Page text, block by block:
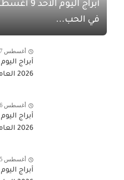
في الحب...
أغسطس 7, 2026
2026 العامة في الحب والعمل...
أغسطس 6, 2026
2026 العامة في الحب والعمل...
أغسطس 5, 2026